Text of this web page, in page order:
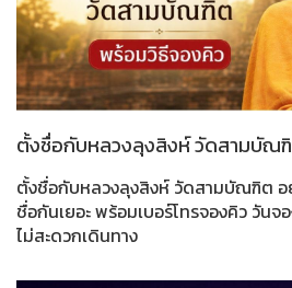
ตั้งชื่อกับหลวงลุงสิงห์ วัดสามบัณ
ตั้งชื่อกับหลวงลุงสิงห์ วัดสามบัณฑิต อ
ชื่อกันเยอะ พร้อมเบอร์โทรจองคิว วันจ
ไม่สะดวกเดินทาง